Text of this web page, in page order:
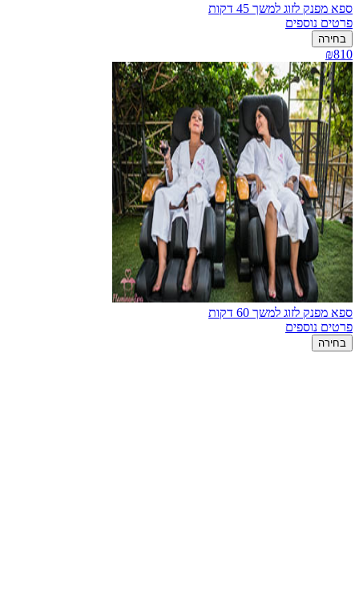
ספא מפנק לזוג למשך 45 דקות
פרטים נוספים
בחירה
₪810
ספא מפנק לזוג למשך 60 דקות
פרטים נוספים
בחירה